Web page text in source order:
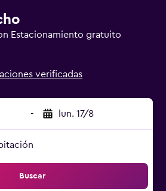
Estacionamiento gratuito
verificadas
- lun. 17/8
Buscar